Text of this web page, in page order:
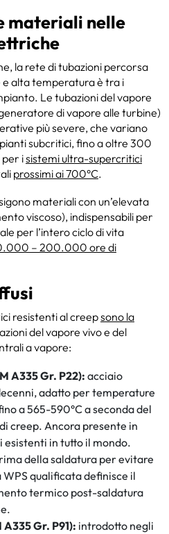
materiali nelle
la rete di tubazioni percorsa
alta temperatura è tra i
Le tubazioni del vapore
di vapore alle turbine)
più severe, che variano
subcritici, fino a oltre 300
isistemi ultra-supercritici
prossimi ai 700°C.
materiali con un’elevata
viscoso), indispensabili per
per l’intero ciclo di vita
– 200.000 ore di
resistenti al creepsono la
del vapore vivo e del
a vapore:
A335 Gr. P22): acciaio
adatto per temperature
a 565-590°C a seconda del
creep. Ancora presente in
esistenti in tutto il mondo.
della saldatura per evitare
qualificata definisce il
termico post-saldatura
A335 Gr. P91): introdotto negli